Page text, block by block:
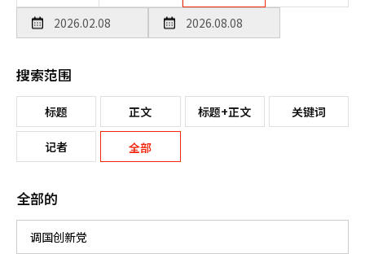
搜索范围
标题 正文 标题+正文 关键词
记者 全部
全部的